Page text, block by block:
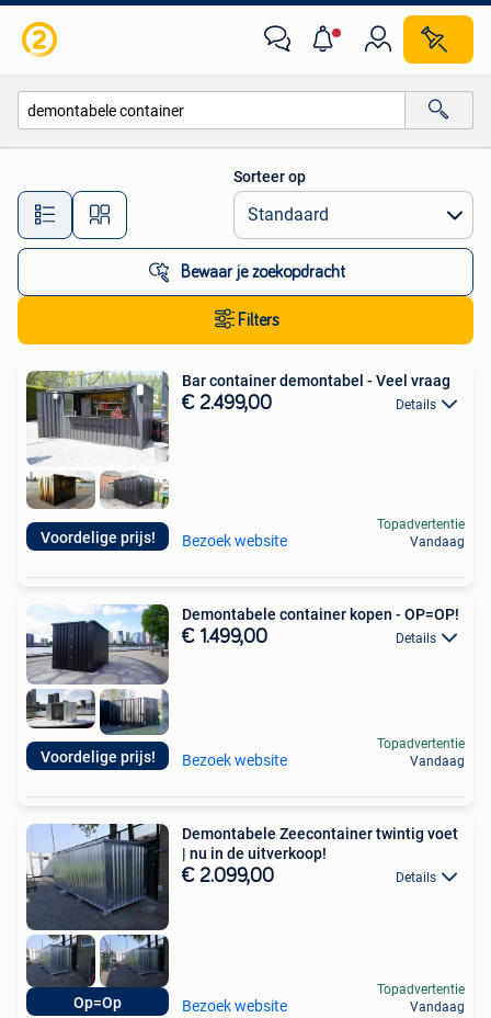
Alle afstanden…
Sorteer op
Bewaar je zoekopdracht
Filters
Voordelige prijs!
Bar container demontabel - Veel vraag
€ 2.499,00 Details
Bezoek website
Topadvertentie
Vandaag
Voordelige prijs!
Demontabele container kopen - OP=OP!
€ 1.499,00 Details
Bezoek website
Topadvertentie
Vandaag
Op=Op
Demontabele Zeecontainer twintig voet
| nu in de uitverkoop!
€ 2.099,00 Details
Bezoek website
Topadvertentie
Vandaag